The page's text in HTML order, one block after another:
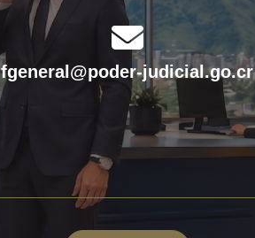
fas
fa-
envelope
fgeneral@poder-judicial.go.cr